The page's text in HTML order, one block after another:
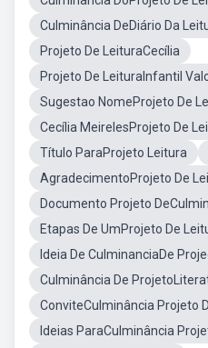
Culminância DeDiário Da
Projeto De LeituraCecília
Projeto De LeituraInfantil
Sugestao NomeProjeto De
Cecília MeirelesProjeto De
Título ParaProjeto Leitura
AgradecimentoProjeto De
Documento Projeto
Etapas De UmProjeto De
Ideia De CulminanciaDe
Culminância De
ConviteCulminância Projeto
Ideias ParaCulminância